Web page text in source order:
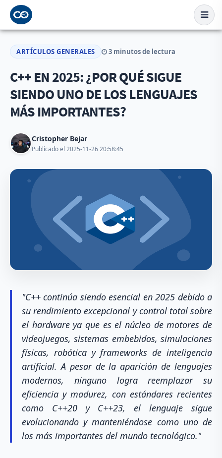
ARTÍCULOS GENERALES 3 minutos de lectura
C++ EN 2025: ¿POR QUÉ SIGUE
SIENDO UNO DE LOS LENGUAJES
MÁS IMPORTANTES?
Cristopher Bejar
Publicado el 2025-11-26 20:58:45
"C++ continúa siendo esencial en 2025 debido a
su rendimiento excepcional y control total sobre
el hardware ya que es el núcleo de motores de
videojuegos, sistemas embebidos, simulaciones
físicas, robótica y frameworks de inteligencia
artificial. A pesar de la aparición de lenguajes
modernos, ninguno logra reemplazar su
eficiencia y madurez, con estándares recientes
como C++20 y C++23, el lenguaje sigue
evolucionando y manteniéndose como uno de
los más importantes del mundo tecnológico."